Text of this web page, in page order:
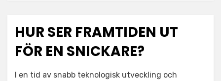
HUR SER FRAMTIDEN UT
FÖR EN SNICKARE?
I en tid av snabb teknologisk utveckling och